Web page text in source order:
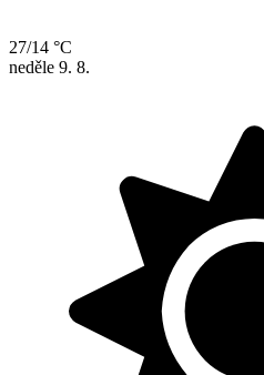
27/14 °C
neděle 9. 8.